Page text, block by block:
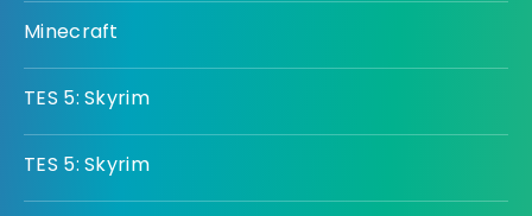
Minecraft
TES 5: Skyrim
TES 5: Skyrim